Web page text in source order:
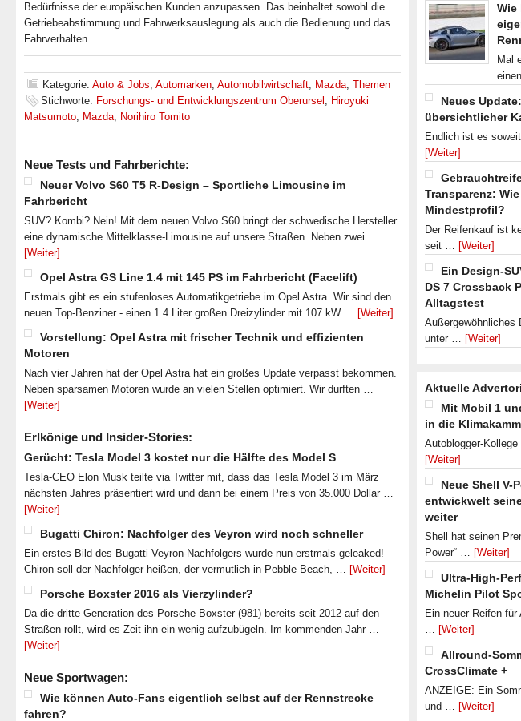
Bedürfnisse der europäischen Kunden anzupassen. Das beinhaltet sowohl die
Getriebeabstimmung und Fahrwerksauslegung als auch die Bedienung und das
Fahrverhalten.
Kategorie: Auto & Jobs, Automarken, Automobilwirtschaft, Mazda, Themen
Stichworte: Forschungs- und Entwicklungszentrum Oberursel , Hiroyuki
Matsumoto, Mazda, Norihiro Tomito
Neue Tests und Fahrberichte:
Neuer Volvo S60 T5 R-Design – Sportliche Limousine im
Fahrbericht
SUV? Kombi? Nein! Mit dem neuen Volvo S60 bringt der schwedische Hersteller
eine dynamische Mittelklasse-Limousine auf unsere Straßen. Neben zwei …
[Weiter]
Opel Astra GS Line 1.4 mit 145 PS im Fahrbericht (Facelift)
Erstmals gibt es ein stufenloses Automatikgetriebe im Opel Astra. Wir sind den
neuen Top-Benziner - einen 1.4 Liter großen Dreizylinder mit 107 kW … [Weiter]
Vorstellung: Opel Astra mit frischer Technik und effizienten
Motoren
Nach vier Jahren hat der Opel Astra hat ein großes Update verpasst bekommen.
Neben sparsamen Motoren wurde an vielen Stellen optimiert. Wir durften …
[Weiter]
Erlkönige und Insider-Stories:
Gerücht: Tesla Model 3 kostet nur die Hälfte des Model S
Tesla-CEO Elon Musk teilte via Twitter mit, dass das Tesla Model 3 im März
nächsten Jahres präsentiert wird und dann bei einem Preis von 35.000 Dollar …
[Weiter]
Bugatti Chiron: Nachfolger des Veyron wird noch schneller
Ein erstes Bild des Bugatti Veyron-Nachfolgers wurde nun erstmals geleaked!
Chiron soll der Nachfolger heißen, der vermutlich in Pebble Beach, … [Weiter]
Porsche Boxster 2016 als Vierzylinder?
Da die dritte Generation des Porsche Boxster (981) bereits seit 2012 auf den
Straßen rollt, wird es Zeit ihn ein wenig aufzubügeln. Im kommenden Jahr …
[Weiter]
Neue Sportwagen:
Wie können Auto-Fans eigentlich selbst auf der Rennstrecke
fahren?
Wie
Mal
Neues
übersichtlicher
Endlich ist es
[Weiter]
Transparenz:
Mindestprofil?
Der Reifenkauf ist
seit … [Weiter]
Ein Design-
DS 7 Crossback
Alltagstest
Außergewöhnliches
unter … [Weiter]
Aktuelle
Mit Mobil 1
in die
Autoblogger-
[Weiter]
Neue Shell V-
entwickwelt
weiter
Shell hat seinen
Power“ … [Weiter]
Ultra-High-
Michelin Pilot
Ein neuer Reifen
… [Weiter]
Allround-
CrossClimate +
ANZEIGE: Ein
und … [Weiter]